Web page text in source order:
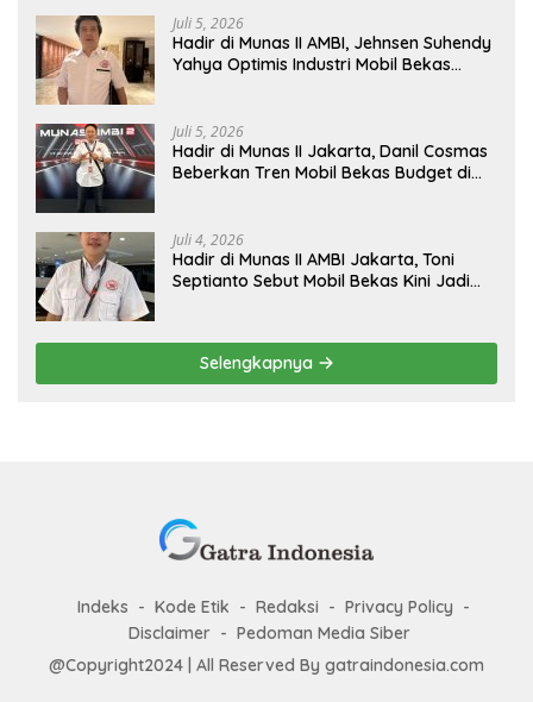
Juli 5, 2026
Hadir di Munas II AMBI, Jehnsen Suhendy
Yahya Optimis Industri Mobil Bekas
Juli 5, 2026
Hadir di Munas II Jakarta, Danil Cosmas
Beberkan Tren Mobil Bekas Budget di
Juli 4, 2026
Hadir di Munas II AMBI Jakarta, Toni
Septianto Sebut Mobil Bekas Kini Jadi
Selengkapnya
Indeks Kode Etik Redaksi
Privacy Policy
Disclaimer
Pedoman Media Siber
@Copyright2024 | All Reserved By gatraindonesia.com